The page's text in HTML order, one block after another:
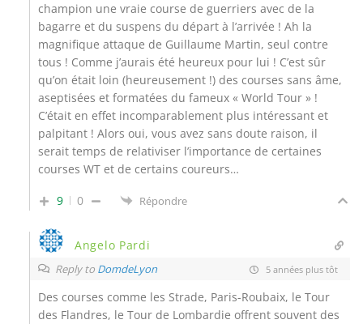
champion une vraie course de guerriers avec de la
bagarre et du suspens du départ à l’arrivée ! Ah la
magnifique attaque de Guillaume Martin, seul contre
tous ! Comme j’aurais été heureux pour lui ! C’est sûr
qu’on était loin (heureusement !) des courses sans âme,
aseptisées et formatées du fameux « World Tour » !
C’était en effet incomparablement plus intéressant et
palpitant ! Alors oui, vous avez sans doute raison, il
serait temps de relativiser l’importance de certaines
courses WT et de certains coureurs…
9 0 Répondre
Angelo Pardi
Reply to DomdeLyon 5 années plus tôt
Des courses comme les Strade, Paris-Roubaix, le Tour
des Flandres, le Tour de Lombardie offrent souvent des